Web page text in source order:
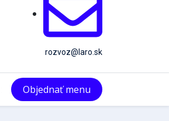
rozvoz@laro.sk
Objednať menu